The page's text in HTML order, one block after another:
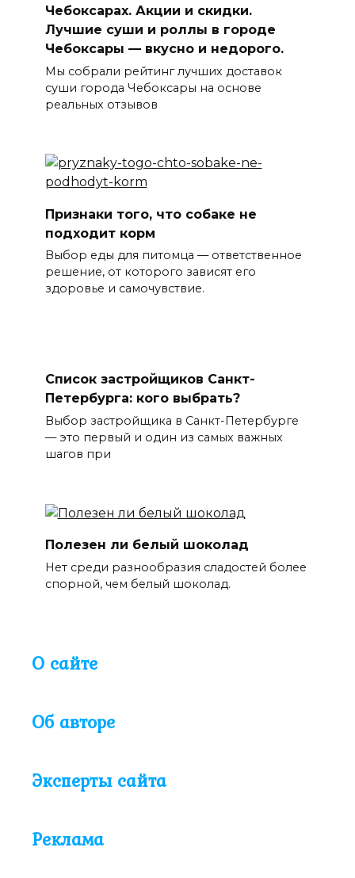
Чебоксарах. Акции и скидки.
Лучшие суши и роллы в городе
Чебоксары — вкусно и недорого.
Мы собрали рейтинг лучших доставок
суши города Чебоксары на основе
реальных отзывов
Признаки того, что собаке не
подходит корм
Выбор еды для питомца — ответственное
решение, от которого зависят его
здоровье и самочувствие.
Список застройщиков Санкт-
Петербурга: кого выбрать?
Выбор застройщика в Санкт-Петербурге
— это первый и один из самых важных
шагов при
Полезен ли белый шоколад
Нет среди разнообразия сладостей более
спорной, чем белый шоколад.
О сайте
Об авторе
Эксперты сайта
Реклама